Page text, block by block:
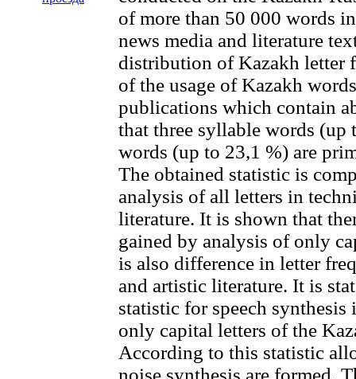
of more than 50 000 words
news media and literature
distribution of Kazakh letter
of the usage of Kazakh
publications which contain
that three syllable words
words (up to 23,1 %) are
The obtained statistic is
analysis of all letters in
literature. It is shown that
gained by analysis of only
is also difference in letter
and artistic literature. It is
statistic for speech
only capital letters of the
According to this statistic
noise synthesis are formed.